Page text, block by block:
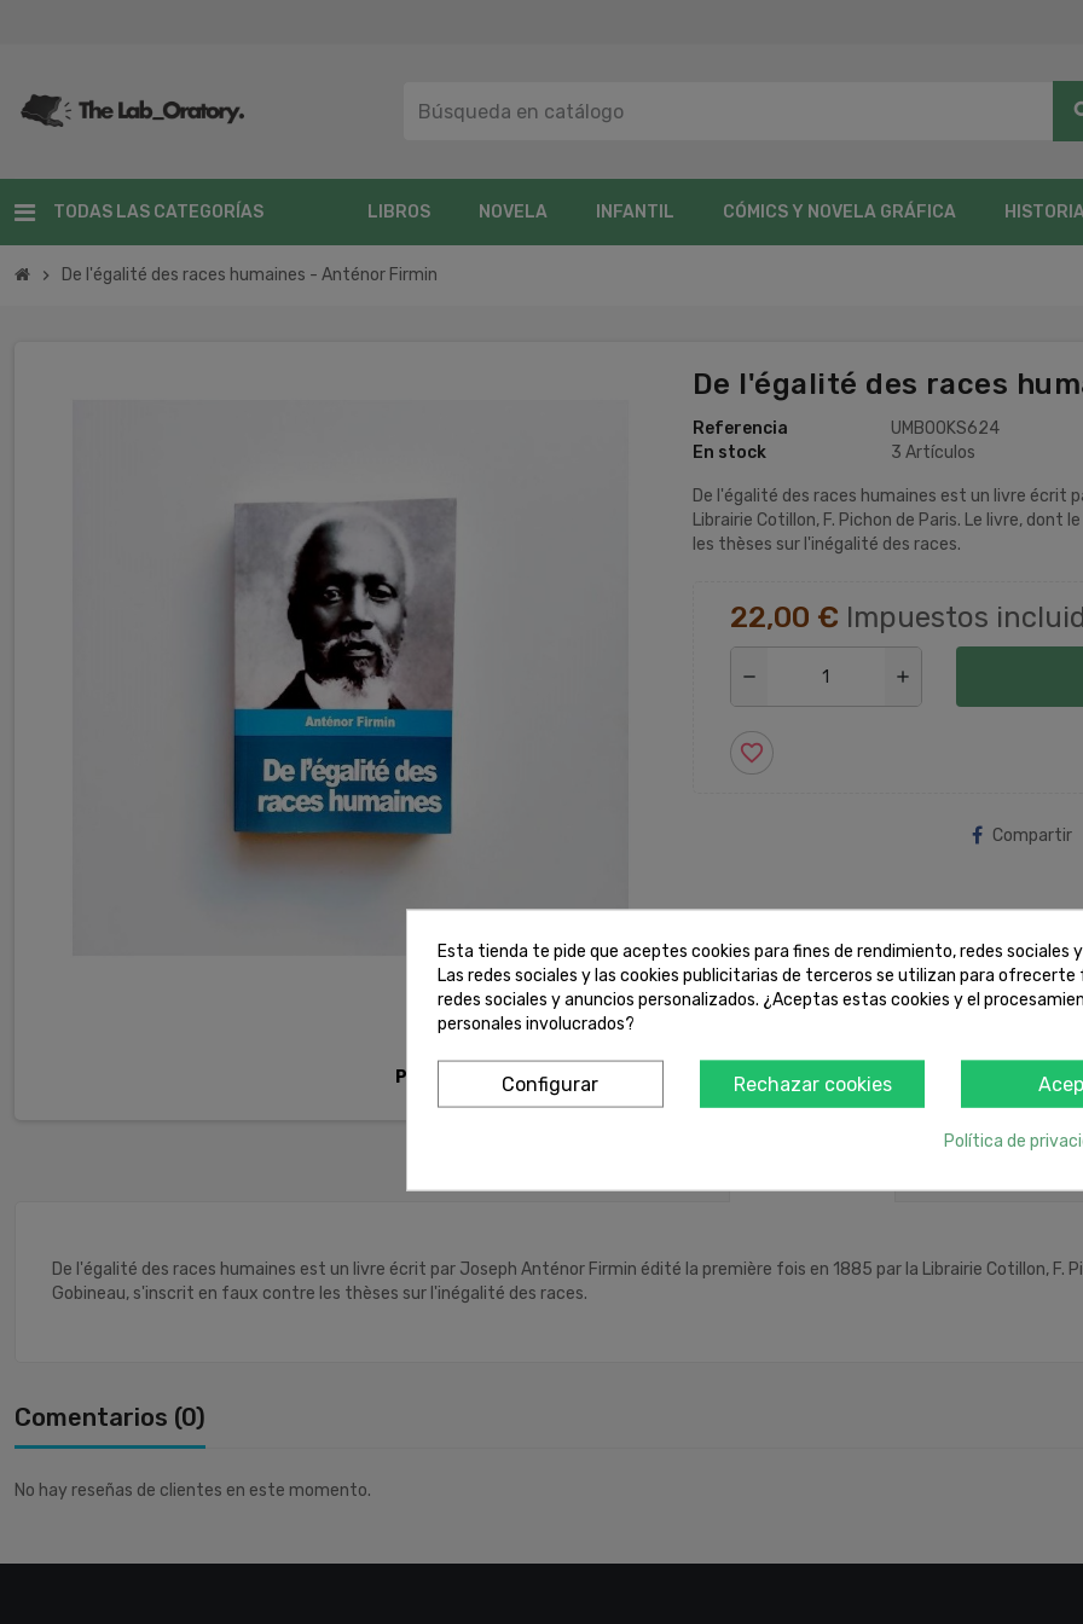
TODAS LAS CATEGORÍAS LIBROS NOVELA INFANTIL CÓMICS Y NOVELA GRÁFICA
chevron_right De l'égalité des races humaines - Anténor Firmin
zoom_out_map
De l'égalité des races
Referencia
UMBOOKS624
En stock
3 Artículos
De l'égalité des races humaines est un livre écrit
Librairie Cotillon, F. Pichon de Paris. Le livre,
les thèses sur l'inégalité des races.
22,00 € Impuestos
remove add
favorite_border
Compartir
Pago seguro con tarjeta Entrega
De l'égalité des races humaines est un livre écrit par Joseph Anténor Firmin édité la première fois en 1885 par la Librairie Cotillon, F.
Gobineau, s'inscrit en faux contre les thèses sur l'inégalité des races.
Comentarios (0)
No hay reseñas de clientes en este momento.
Esta tienda te pide que aceptes cookies para fines de rendimiento, redes sociales
Las redes sociales y las cookies publicitarias de terceros se utilizan para ofrecerte
redes sociales y anuncios personalizados. ¿Aceptas estas cookies y el
personales involucrados?
Rechazar cookies
Configurar
Política de